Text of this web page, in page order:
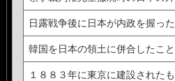
日露戦争後に日本が内政を握っ
韓国を日本の領土に併合したこと
１８８３年に東京に建設された